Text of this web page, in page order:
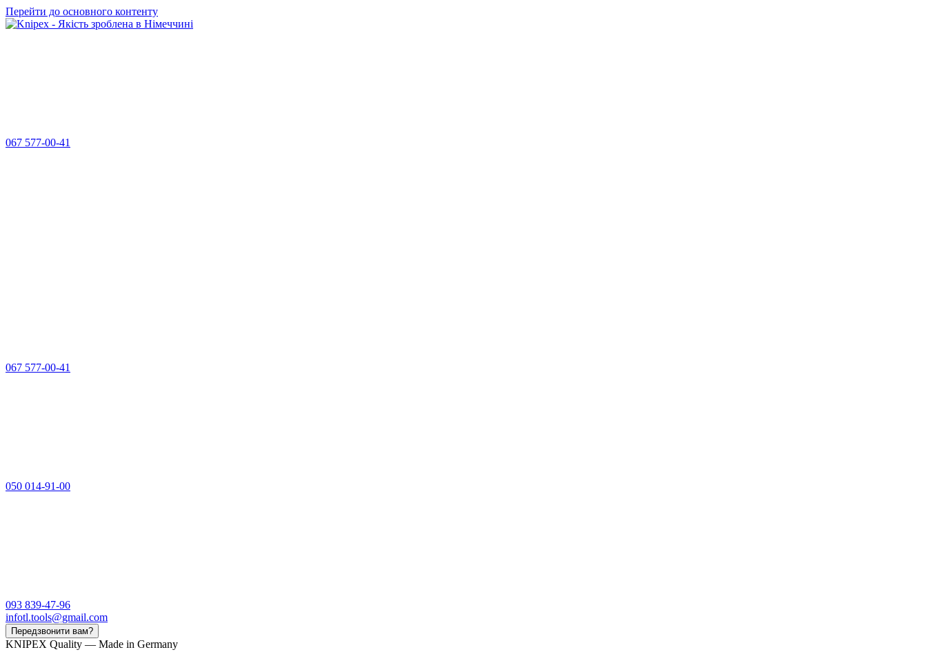
Перейти до основного контенту
067 577-00-41
067 577-00-41
050 014-91-00
093 839-47-96
infotl.tools@gmail.com
Передзвонити вам?
KNIPEX Quality — Made in Germany